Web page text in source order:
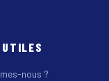
nous ?